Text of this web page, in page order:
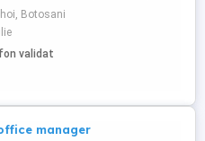
de la faina la farfurie și ca și
orice nu beau si nu fumez
Botosani
validat
manager